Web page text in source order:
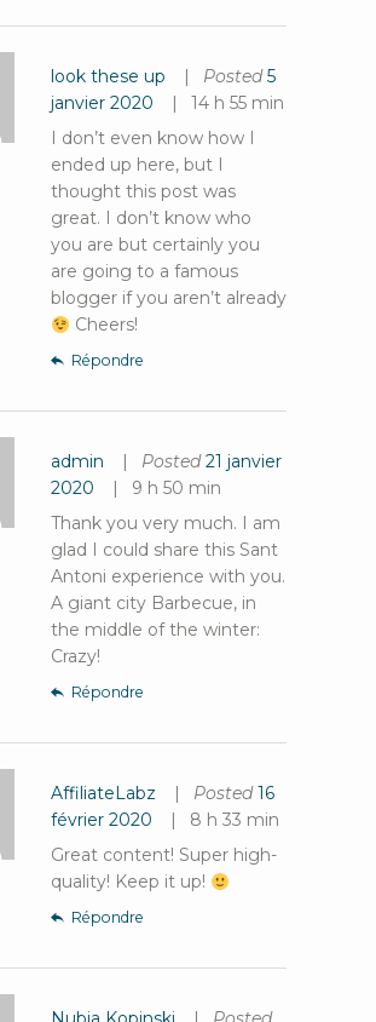
look these up Posted 5
janvier 2020
14 h 55 min
I don’t even know how I
ended up here, but I
thought this post was
great. I don’t know who
you are but certainly you
are going to a famous
blogger if you aren’t already
Cheers!
Répondre
admin Posted 21 janvier
2020
9 h 50 min
Thank you very much. I am
glad I could share this Sant
Antoni experience with you.
A giant city Barbecue, in
the middle of the winter:
Crazy!
Répondre
AffiliateLabz Posted 16
février 2020
8 h 33 min
Great content! Super high-
quality! Keep it up!
Répondre